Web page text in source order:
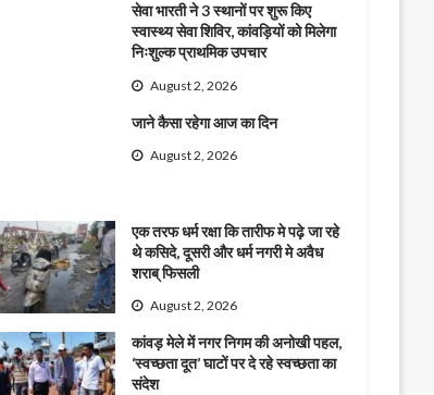
सेवा भारती ने 3 स्थानों पर शुरू किए
स्वास्थ्य सेवा शिविर, कांवड़ियों को मिलेगा
निःशुल्क प्राथमिक उपचार
August 2, 2026
जाने कैसा रहेगा आज का दिन
August 2, 2026
एक तरफ धर्म रक्षा कि तारीफ मे पढ़े जा रहे
थे कसिदे, दूसरी और धर्म नगरी मे अवैध
शराब् फिसली
August 2, 2026
कांवड़ मेले में नगर निगम की अनोखी पहल,
‘स्वच्छता दूत’ घाटों पर दे रहे स्वच्छता का
संदेश